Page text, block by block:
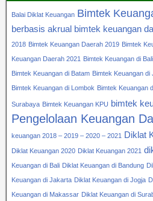
Balai Diklat Keuangan Bimtek
berbasis akrual bimtek keuangan
2018 Bimtek Keuangan Daerah 2019 Bimtek
Keuangan Daerah 2021 Bimtek Keuangan di Bali
Bimtek Keuangan di Batam Bimtek Keuangan di
Bimtek Keuangan di Lombok Bimtek Keuangan
Surabaya Bimtek Keuangan KPU bimtek
Pengelolaan Keuangan
keuangan 2018 – 2019 – 2020 – 2021 Diklat
Diklat Keuangan 2020 Diklat Keuangan 2021
Keuangan di Bali Diklat Keuangan di Bandung
Keuangan di Jakarta Diklat Keuangan di Jogja
Keuangan di Makassar Diklat Keuangan di